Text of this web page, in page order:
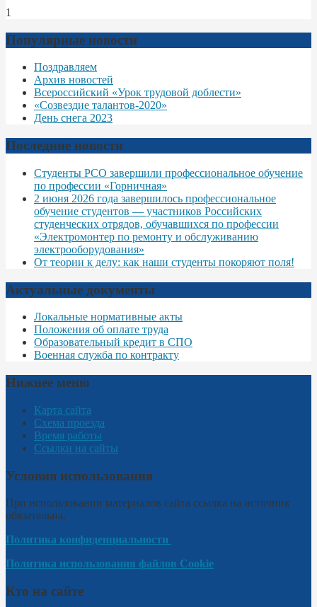
1
Популярные новости
Поздравляем
Архив новостей
Всероссийский «Урок трудовой доблести»
«Созвездие талантов-2020»
День снега 2023
Последние новости
Студенты РСО завершили профессиональное обучение
по профессии «Горничная»
2 июня 2026 года завершилось профессиональное
обучение студентов — участников Российских
студенческих отрядов, обучавшихся по профессии
«Электромонтер по ремонту и обслуживанию
электрооборудования»
От теории к делу: как наши студенты покоряют поля!
Актуальные документы
Локальные нормативные акты
Положения об оплате труда
Образовательный кредит в СПО
Военная служба по контракту
Нижнее меню
Карта сайта
Схема проезда
Время работы
Ссылки на сайты
Условия использования
При использовании материалов сайта ссылка на источник
обязательна.
Политика конфиденциальности
Политика использования файлов Cookie
Кто на сайте